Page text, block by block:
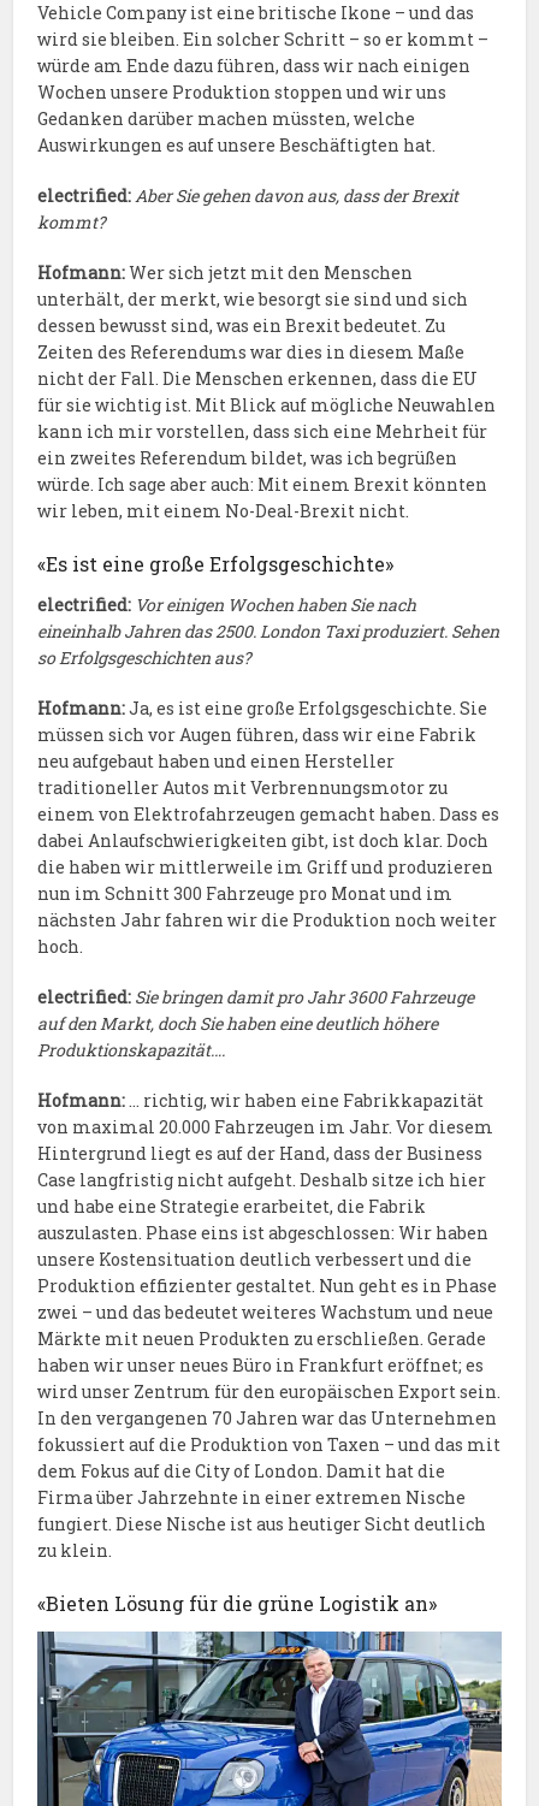
Vehicle Company ist eine britische Ikone – und das
wird sie bleiben. Ein solcher Schritt – so er kommt –
würde am Ende dazu führen, dass wir nach einigen
Wochen unsere Produktion stoppen und wir uns
Gedanken darüber machen müssten, welche
Auswirkungen es auf unsere Beschäftigten hat.
electrified:Aber Sie gehen davon aus, dass der Brexit
kommt?
Hofmann:Wer sich jetzt mit den Menschen
unterhält, der merkt, wie besorgt sie sind und sich
dessen bewusst sind, was ein Brexit bedeutet. Zu
Zeiten des Referendums war dies in diesem Maße
nicht der Fall. Die Menschen erkennen, dass die EU
für sie wichtig ist. Mit Blick auf mögliche Neuwahlen
kann ich mir vorstellen, dass sich eine Mehrheit für
ein zweites Referendum bildet, was ich begrüßen
würde. Ich sage aber auch: Mit einem Brexit könnten
wir leben, mit einem No-Deal-Brexit nicht.
«Es ist eine große Erfolgsgeschichte»
electrified: Vor einigen Wochen haben Sie nach
eineinhalb Jahren das 2500. London Taxi produziert. Sehen
so Erfolgsgeschichten aus?
Hofmann:Ja, es ist eine große Erfolgsgeschichte. Sie
müssen sich vor Augen führen, dass wir eine Fabrik
neu aufgebaut haben und einen Hersteller
traditioneller Autos mit Verbrennungsmotor zu
einem von Elektrofahrzeugen gemacht haben. Dass es
dabei Anlaufschwierigkeiten gibt, ist doch klar. Doch
die haben wir mittlerweile im Griff und produzieren
nun im Schnitt 300 Fahrzeuge pro Monat und im
nächsten Jahr fahren wir die Produktion noch weiter
hoch.
electrified: Sie bringen damit pro Jahr 3600 Fahrzeuge
auf den Markt, doch Sie haben eine deutlich höhere
Produktionskapazität….
Hofmann:… richtig, wir haben eine Fabrikkapazität
von maximal 20.000 Fahrzeugen im Jahr. Vor diesem
Hintergrund liegt es auf der Hand, dass der Business
Case langfristig nicht aufgeht. Deshalb sitze ich hier
und habe eine Strategie erarbeitet, die Fabrik
auszulasten. Phase eins ist abgeschlossen: Wir haben
unsere Kostensituation deutlich verbessert und die
Produktion effizienter gestaltet. Nun geht es in Phase
zwei – und das bedeutet weiteres Wachstum und neue
Märkte mit neuen Produkten zu erschließen. Gerade
haben wir unser neues Büro in Frankfurt eröffnet; es
wird unser Zentrum für den europäischen Export sein.
In den vergangenen 70 Jahren war das Unternehmen
fokussiert auf die Produktion von Taxen – und das mit
dem Fokus auf die City of London. Damit hat die
Firma über Jahrzehnte in einer extremen Nische
fungiert. Diese Nische ist aus heutiger Sicht deutlich
zu klein.
«Bieten Lösung für die grüne Logistik an»